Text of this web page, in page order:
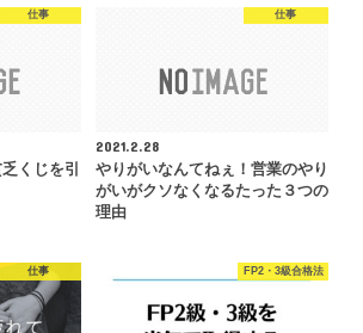
仕事
くじを引
仕事
2021.2.28
やりがいなんてねぇ！営業のやり
がいがクソなくなるたった３つの
理由
仕事 FP2・3級合格法